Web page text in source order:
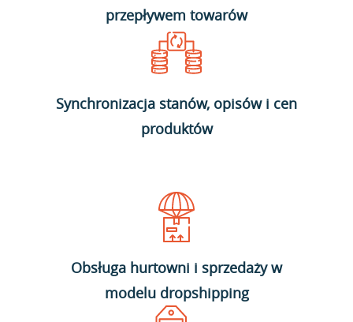
przepływem towarów
Synchronizacja stanów, opisów i cen
produktów
Obsługa hurtowni i sprzedaży w
modelu dropshipping